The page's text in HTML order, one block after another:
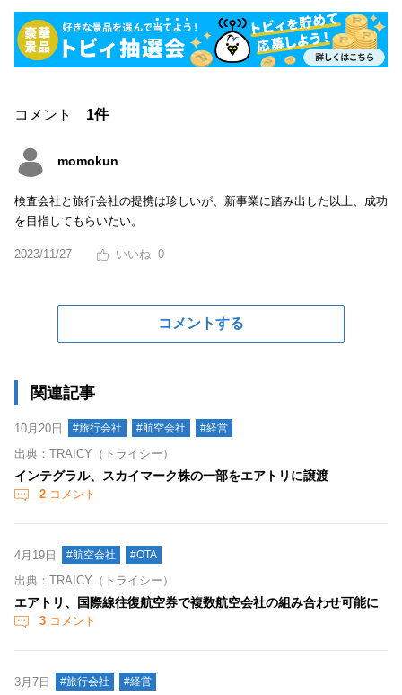
コメント 1件
momokun
検査会社と旅行会社の提携は珍しいが、新事業に踏み出した以上、成功
を目指してもらいたい。
2023/11/27 0
コメントする
関連記事
10月20日 #旅行会社 #航空会社 #経営
出典：TRAICY（トライシー）
インテグラル、スカイマーク株の一部をエアトリに譲渡
2 コメント
4月19日 #航空会社 #OTA
出典：TRAICY（トライシー）
エアトリ、国際線往復航空券で複数航空会社の組み合わせ可能に
3 コメント
3月7日 #旅行会社 #経営